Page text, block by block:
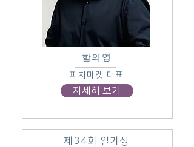
함의영
피치마켓 대표
자세히 보기
제34회 일가상